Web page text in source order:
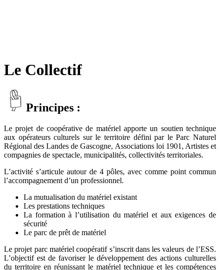
Le Collectif
Principes :
Le projet de coopérative de matériel apporte un soutien technique
aux opérateurs culturels sur le territoire défini par le Parc Naturel
Régional des Landes de Gascogne, Associations loi 1901, Artistes et
compagnies de spectacle, municipalités, collectivités territoriales.
L’activité s’articule autour de 4 pôles, avec comme point commun
l’accompagnement d’un professionnel.
La mutualisation du matériel existant
Les prestations techniques
La formation à l’utilisation du matériel et aux exigences de
sécurité
Le parc de prêt de matériel
Le projet parc matériel coopératif s’inscrit dans les valeurs de l’ESS.
L’objectif est de favoriser le développement des actions culturelles
du territoire en réunissant le matériel technique et les compétences